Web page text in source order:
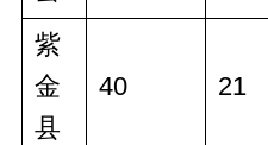
紫
金
县
40 21